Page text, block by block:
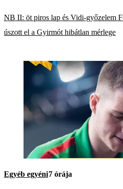
NB II: öt piros lap és Vidi-győzelem
úszott el a Gyirmót hibátlan mérlege
Egyéb egyéni7 órája